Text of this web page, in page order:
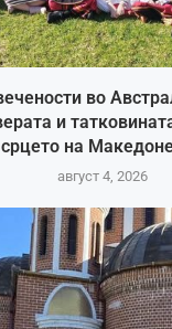
во
и
срцето на
август 4, 2026